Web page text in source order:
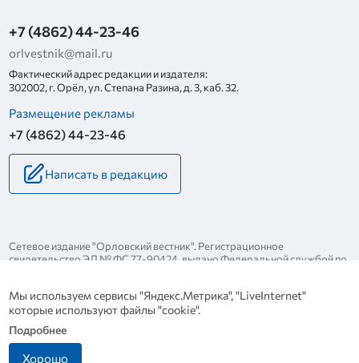
+7 (4862) 44-23-46
orlvestnik@mail.ru
Фактический адрес редакции и издателя:
302002, г. Орёл, ул. Степана Разина, д. 3, каб. 32.
Размещение рекламы
+7 (4862) 44-23-46
Написать в редакцию
Сетевое издание "Орловский вестник". Регистрационное
свидетельство ЭЛ № ФС 77-90424, выдано Федеральной службой по
Политика конфиденциальности
Мы используем сервисы "Яндекс.Метрика", "LiveInternet"
которые используют файлы "cookie".
Подробнее
Хорошо